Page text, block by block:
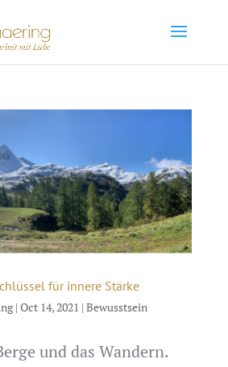
für innere Stärke
| Oct 14, 2021 | Bewusstsein
und das Wandern.